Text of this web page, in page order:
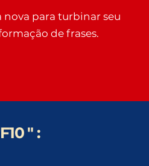
nova para turbinar seu
de frases.
F10" :